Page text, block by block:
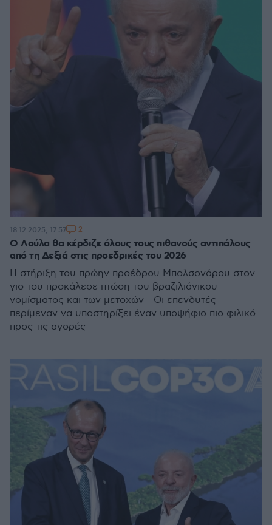
Ο Λούλα θα κέρδιζε όλους τους πιθανούς αντιπάλους
από τη Δεξιά στις προεδρικές του 2026
Η στήριξη του πρώην προέδρου Μπολσονάρου στον
γιο του προκάλεσε πτώση του βραζιλιάνικου
νομίσματος και των μετοχών - Οι επενδυτές
περίμεναν να υποστηρίξει έναν υποψήφιο πιο φιλικό
προς τις αγορές
18.12.2025, 17:57 2